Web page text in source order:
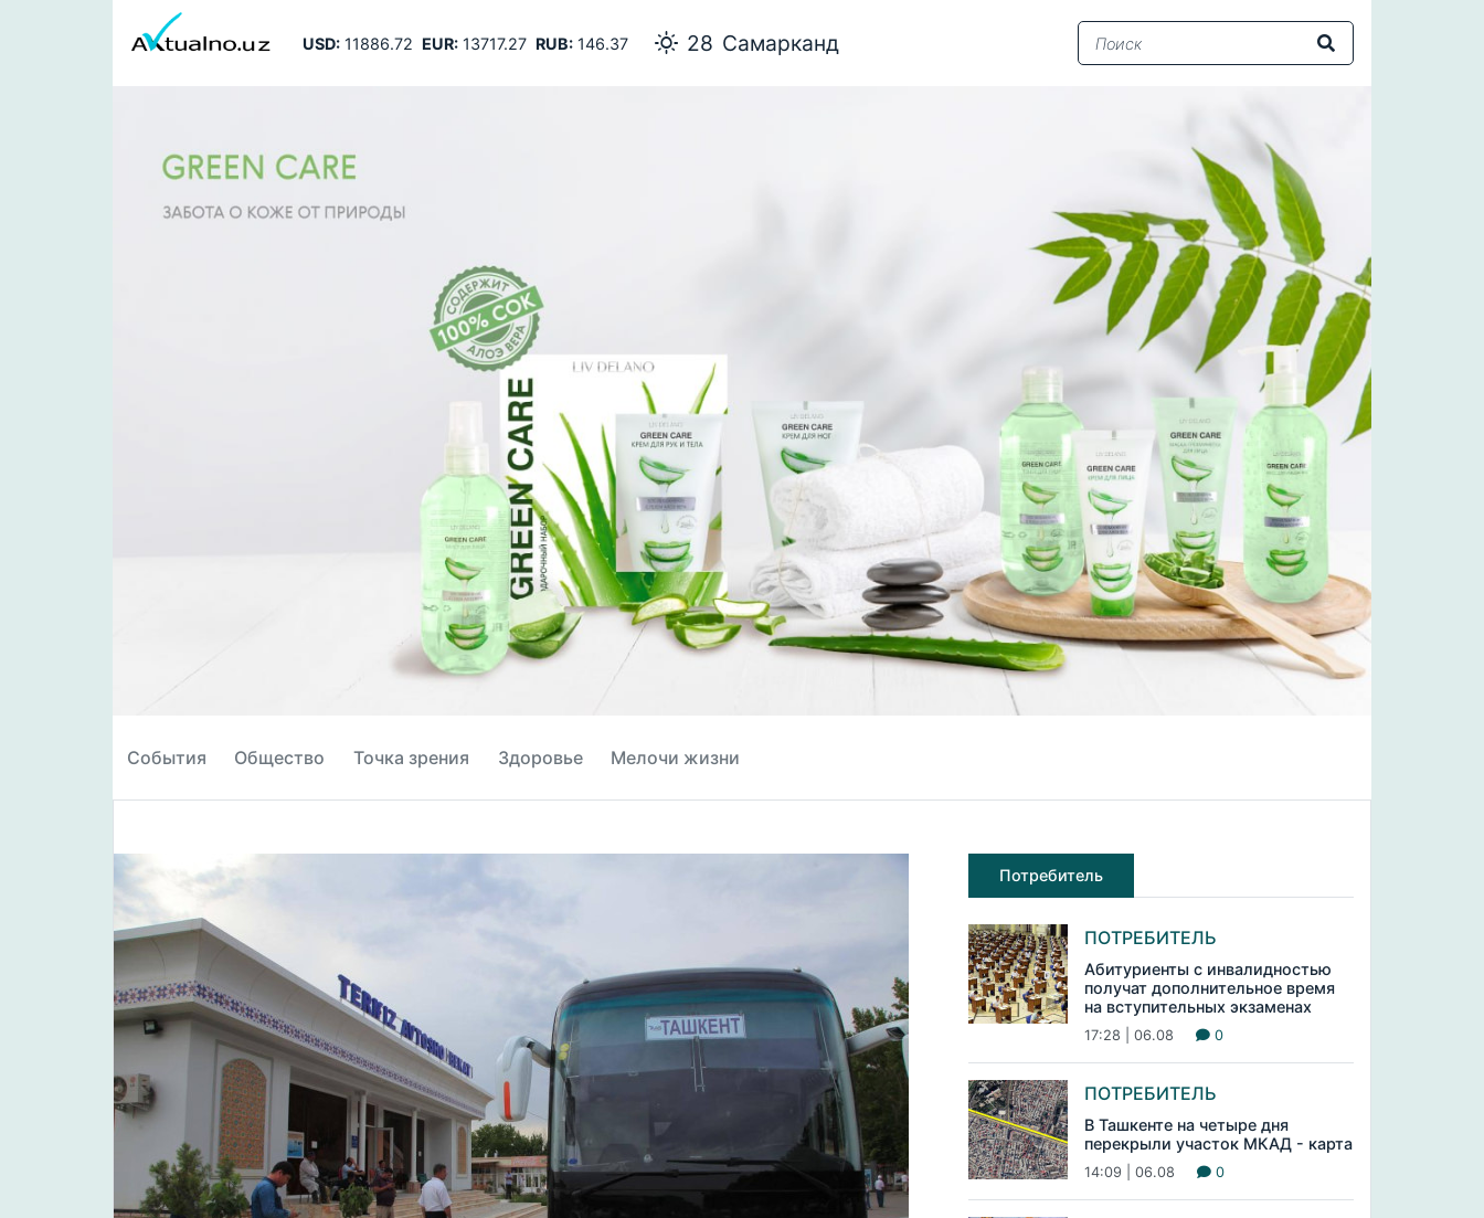
USD:11886.72 EUR:13717.27 RUB:146.37 28 Самарканд
События Общество Точка зрения Здоровье Мелочи жизни
Потребитель
ПОТРЕБИТЕЛЬ
Абитуриенты с инвалидностью
получат дополнительное время
на вступительных экзаменах
17:28 | 06.08 0
ПОТРЕБИТЕЛЬ
В Ташкенте на четыре дня
перекрыли участок МКАД - карта
14:09 | 06.08 0